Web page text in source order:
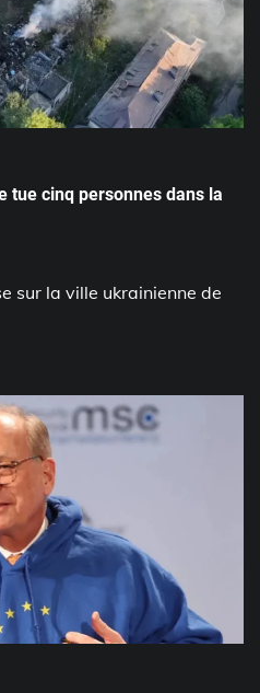
tue cinq personnes dans la
sur la ville ukrainienne de